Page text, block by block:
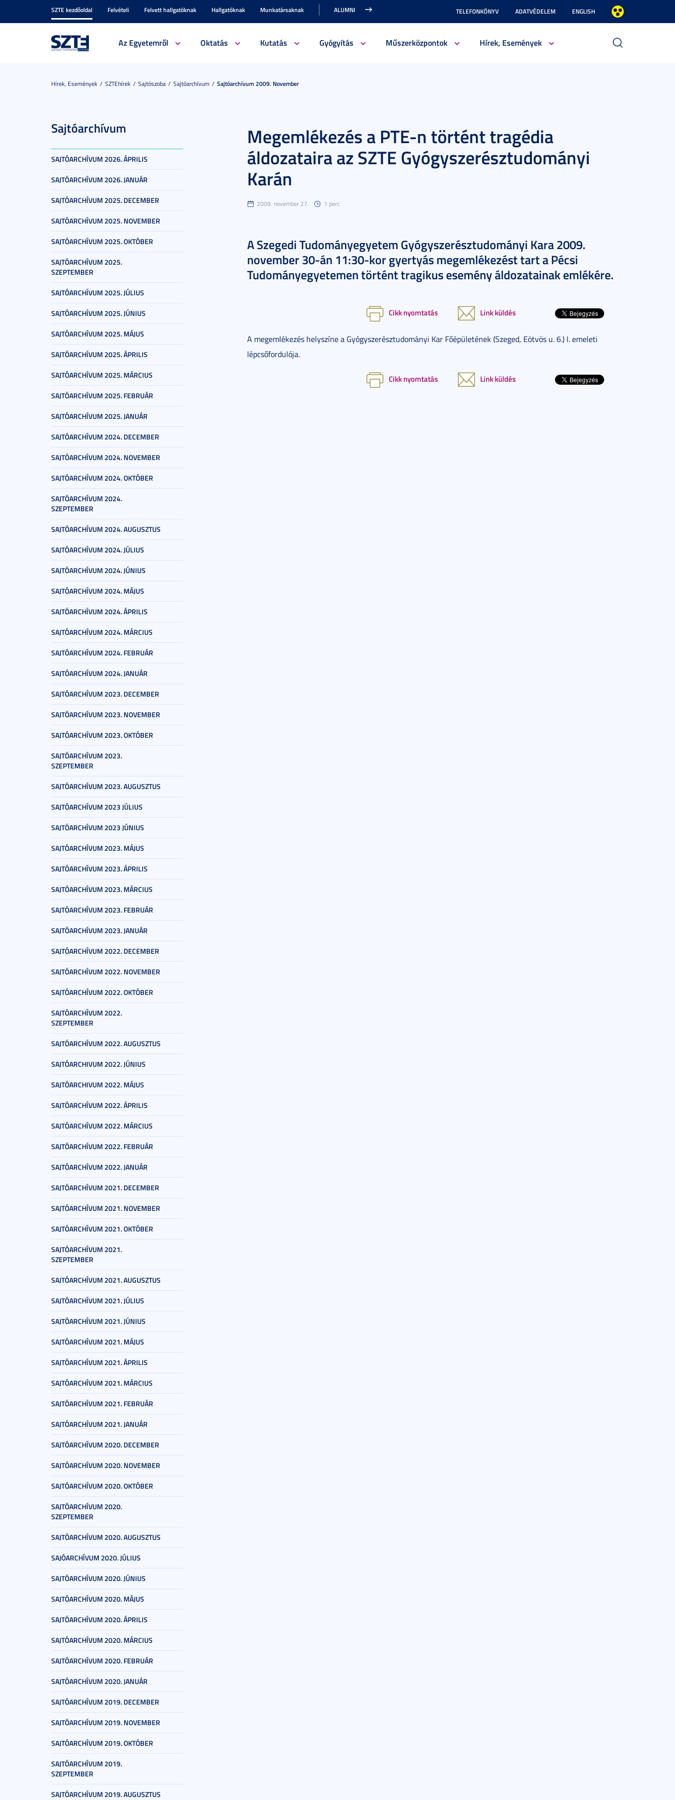
SZTE kezdőoldal Felvételi Felvett hallgatóknak Hallgatóknak Munkatársaknak ALUMNI TELEFONKÖNYV ADATVÉDELEM ENGLISH
Az Egyetemről Oktatás Kutatás Gyógyítás Műszerközpontok Hírek, Események
Hírek, Események SZTEhírek Sajtószoba Sajtóarchívum Sajtóarchívum 2009. November
Sajtóarchívum
SAJTÓARCHÍVUM 2026. ÁPRILIS
SAJTÓARCHÍVUM 2026. JANUÁR
SAJTÓARCHÍVUM 2025. DECEMBER
SAJTÓARCHÍVUM 2025. NOVEMBER
SAJTÓARCHÍVUM 2025. OKTÓBER
SAJTÓARCHÍVUM 2025.
SZEPTEMBER
SAJTÓARCHÍVUM 2025. JÚLIUS
SAJTÓARCHÍVUM 2025. JÚNIUS
SAJTÓARCHÍVUM 2025. MÁJUS
SAJTÓARCHÍVUM 2025. ÁPRILIS
SAJTÓARCHÍVUM 2025. MÁRCIUS
SAJTÓARCHÍVUM 2025. FEBRUÁR
SAJTÓARCHÍVUM 2025. JANUÁR
SAJTÓARCHÍVUM 2024. DECEMBER
SAJTÓARCHÍVUM 2024. NOVEMBER
SAJTÓARCHÍVUM 2024. OKTÓBER
SAJTÓARCHÍVUM 2024.
SZEPTEMBER
SAJTÓARCHÍVUM 2024. AUGUSZTUS
SAJTÓARCHÍVUM 2024. JÚLIUS
SAJTÓARCHÍVUM 2024. JÚNIUS
SAJTÓARCHÍVUM 2024. MÁJUS
SAJTÓARCHÍVUM 2024. ÁPRILIS
SAJTÓARCHÍVUM 2024. MÁRCIUS
SAJTÓARCHÍVUM 2024. FEBRUÁR
SAJTÓARCHÍVUM 2024. JANUÁR
SAJTÓARCHÍVUM 2023. DECEMBER
SAJTÓARCHÍVUM 2023. NOVEMBER
SAJTÓARCHÍVUM 2023. OKTÓBER
SAJTÓARCHÍVUM 2023.
SZEPTEMBER
SAJTÓARCHÍVUM 2023. AUGUSZTUS
SAJTÓARCHÍVUM 2023 JÚLIUS
SAJTÓARCHÍVUM 2023 JÚNIUS
SAJTÓARCHÍVUM 2023. MÁJUS
SAJTÓARCHÍVUM 2023. ÁPRILIS
SAJTÓARCHÍVUM 2023. MÁRCIUS
SAJTÓARCHÍVUM 2023. FEBRUÁR
SAJTÓARCHÍVUM 2023. JANUÁR
SAJTÓARCHÍVUM 2022. DECEMBER
SAJTÓARCHÍVUM 2022. NOVEMBER
SAJTÓARCHÍVUM 2022. OKTÓBER
SAJTÓARCHÍVUM 2022.
SZEPTEMBER
SAJTÓARCHÍVUM 2022. AUGUSZTUS
SAJTÓARCHIVUM 2022. JÚNIUS
SAJTÓARCHIVUM 2022. MÁJUS
SAJTÓARCHÍVUM 2022. ÁPRILIS
SAJTÓARCHÍVUM 2022. MÁRCIUS
SAJTÓARCHÍVUM 2022. FEBRUÁR
SAJTÓARCHÍVUM 2022. JANUÁR
SAJTÓARCHÍVUM 2021. DECEMBER
SAJTÓARCHÍVUM 2021. NOVEMBER
SAJTÓARCHÍVUM 2021. OKTÓBER
SAJTÓARCHÍVUM 2021.
SZEPTEMBER
SAJTÓARCHÍVUM 2021. AUGUSZTUS
SAJTÓARCHÍVUM 2021. JÚLIUS
SAJTÓARCHÍVUM 2021. JÚNIUS
SAJTÓARCHÍVUM 2021. MÁJUS
SAJTÓARCHÍVUM 2021. ÁPRILIS
SAJTÓARCHÍVUM 2021. MÁRCIUS
SAJTÓARCHÍVUM 2021. FEBRUÁR
SAJTÓARCHÍVUM 2021. JANUÁR
SAJTÓARCHÍVUM 2020. DECEMBER
SAJTÓARCHÍVUM 2020. NOVEMBER
SAJTÓARCHÍVUM 2020. OKTÓBER
SAJTÓARCHÍVUM 2020.
SZEPTEMBER
SAJTÓARCHÍVUM 2020. AUGUSZTUS
SAJÓARCHÍVUM 2020. JÚLIUS
SAJTÓARCHÍVUM 2020. JÚNIUS
SAJTÓARCHÍVUM 2020. MÁJUS
SAJTÓARCHÍVUM 2020. ÁPRILIS
SAJTÓARCHÍVUM 2020. MÁRCIUS
SAJTÓARCHÍVUM 2020. FEBRUÁR
SAJTÓARCHÍVUM 2020. JANUÁR
SAJTÓARCHÍVUM 2019. DECEMBER
SAJTÓARCHÍVUM 2019. NOVEMBER
SAJTÓARCHÍVUM 2019. OKTÓBER
SAJTÓARCHÍVUM 2019.
SZEPTEMBER
SAJTÓARCHÍVUM 2019. AUGUSZTUS
Megemlékezés a PTE-n történt tragédia
áldozataira az SZTE Gyógyszerésztudományi
Karán
2009. november 27. 1 perc
A Szegedi Tudományegyetem Gyógyszerésztudományi Kara 2009.
november 30-án 11:30-kor gyertyás megemlékezést tart a Pécsi
Tudományegyetemen történt tragikus esemény áldozatainak emlékére.
Cikk nyomtatás Link küldés
A megemlékezés helyszíne a Gyógyszerésztudományi Kar Főépületének (Szeged, Eötvös u. 6.) I. emeleti
lépcsőfordulója.
Cikk nyomtatás Link küldés